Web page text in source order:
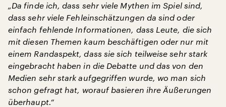
„Da finde ich, dass sehr viele Mythen im Spiel sind,
dass sehr viele Fehleinschätzungen da sind oder
einfach fehlende Informationen, dass Leute, die sich
mit diesen Themen kaum beschäftigen oder nur mit
einem Randaspekt, dass sie sich teilweise sehr stark
eingebracht haben in die Debatte und das von den
Medien sehr stark aufgegriffen wurde, wo man sich
schon gefragt hat, worauf basieren ihre Äußerungen
überhaupt.“